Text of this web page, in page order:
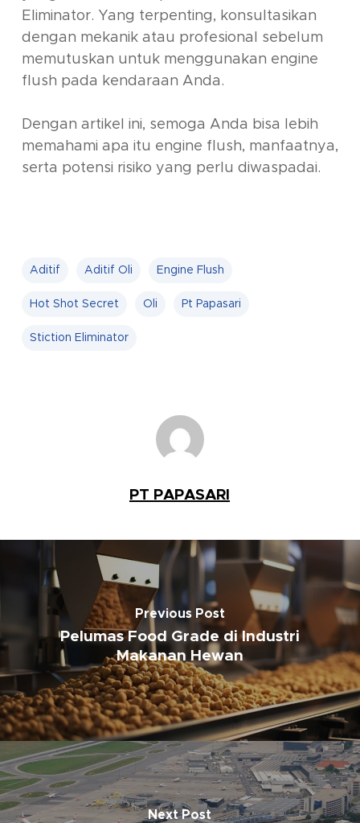
Eliminator. Yang terpenting, konsultasikan
dengan mekanik atau profesional sebelum
memutuskan untuk menggunakan engine
flush pada kendaraan Anda.
Dengan artikel ini, semoga Anda bisa lebih
memahami apa itu engine flush, manfaatnya,
serta potensi risiko yang perlu diwaspadai.
Aditif Aditif Oli Engine Flush
Hot Shot Secret Oli Pt Papasari
Stiction Eliminator
PT PAPASARI
Previous Post
Pelumas Food Grade di Industri
Makanan Hewan
Next Post